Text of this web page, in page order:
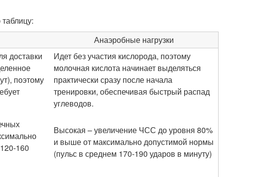
Анаэробные нагрузки
доставки
поэтому
Идет без участия кислорода, поэтому
молочная кислота начинает выделяться
практически сразу после начала
тренировки, обеспечивая быстрый распад
углеводов.
160
Высокая – увеличение ЧСС до уровня 80%
и выше от максимально допустимой нормы
(пульс в среднем 170-190 ударов в минуту)